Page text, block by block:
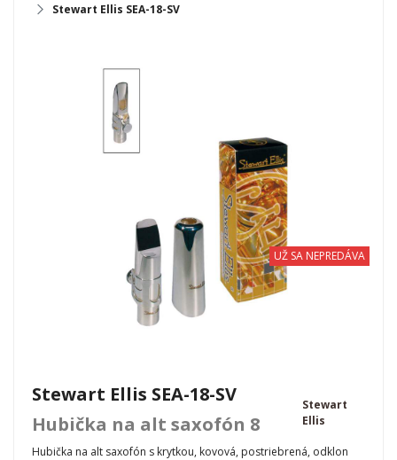
Stewart Ellis SEA-18-SV
UŽ SA NEPREDÁVA
Stewart Ellis SEA-18-SV
Hubička na alt saxofón 8
Stewart
Ellis
Hubička na alt saxofón s krytkou, kovová, postriebrená, odklon